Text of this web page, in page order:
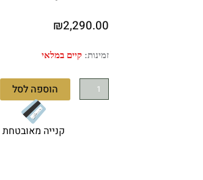
₪2,290.00
זמינות: קיים במלאי
כמות
Benchmade
CLA
הוספה לסל
קנייה מאובטחת